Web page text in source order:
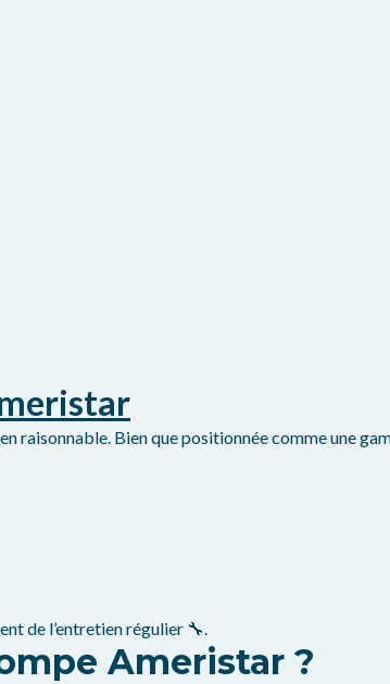
raisonnable. Bien que positionnée comme une
de l’entretien régulier 🔧.
Ameristar ?